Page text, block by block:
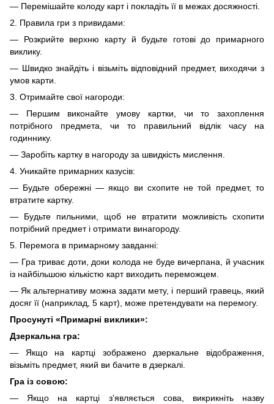
— Перемішайте колоду карт і покладіть її в межах досяжності.
2. Правила гри з привидами:
— Розкрийте верхню карту й будьте готові до примарного
виклику.
— Швидко знайдіть і візьміть відповідний предмет, виходячи з
умов карти.
3. Отримайте свої нагороди:
— Першим виконайте умову картки, чи то захоплення
потрібного предмета, чи то правильний відлік часу на
годиннику.
— Заробіть картку в нагороду за швидкість мислення.
4. Уникайте примарних казусів:
— Будьте обережні — якщо ви схопите не той предмет, то
втратите картку.
— Будьте пильними, щоб не втратити можливість схопити
потрібний предмет і отримати винагороду.
5. Перемога в примарному завданні:
— Гра триває доти, доки колода не буде вичерпана, й учасник
із найбільшою кількістю карт виходить переможцем.
— Як альтернативу можна задати мету, і перший гравець, який
досяг її (наприклад, 5 карт), може претендувати на перемогу.
Просунуті «Примарні виклики»:
Дзеркальна гра:
— Якщо на картці зображено дзеркальне відображення,
візьміть предмет, який ви бачите в дзеркалі.
Гра із совою:
— Якщо на картці з’являється сова, викрикніть назву